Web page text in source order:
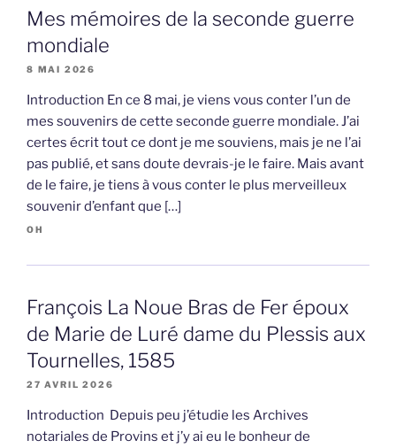
Mes mémoires de la seconde guerre
mondiale
8 MAI 2026
Introduction En ce 8 mai, je viens vous conter l’un de
mes souvenirs de cette seconde guerre mondiale. J’ai
certes écrit tout ce dont je me souviens, mais je ne l’ai
pas publié, et sans doute devrais-je le faire. Mais avant
de le faire, je tiens à vous conter le plus merveilleux
souvenir d’enfant que […]
OH
François La Noue Bras de Fer époux
de Marie de Luré dame du Plessis aux
Tournelles, 1585
27 AVRIL 2026
Introduction Depuis peu j’étudie les Archives
notariales de Provins et j’y ai eu le bonheur de